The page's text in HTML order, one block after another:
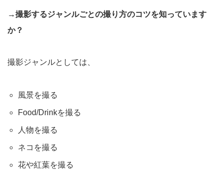
→撮影するジャンルごとの撮り方のコツを知っています
か？
撮影ジャンルとしては、
風景を撮る
Food/Drinkを撮る
人物を撮る
ネコを撮る
花や紅葉を撮る